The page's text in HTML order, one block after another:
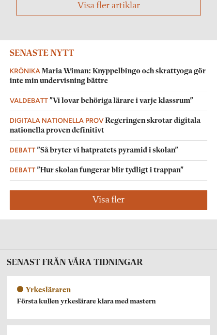
Visa fler artiklar
SENASTE NYTT
KRÖNIKA Maria Wiman: Knyppelbingo och skrattyoga gör
inte min undervisning bättre
VALDEBATT”Vi lovar behöriga lärare i varje klassrum”
DIGITALA NATIONELLA PROVRegeringen skrotar digitala
nationella proven definitivt
DEBATT”Så bryter vi hatpratets pyramid i skolan”
DEBATT”Hur skolan fungerar blir tydligt i trappan”
Visa fler
SENAST FRÅN VÅRA TIDNINGAR
Yrkesläraren
Första kullen yrkeslärare klara med mastern